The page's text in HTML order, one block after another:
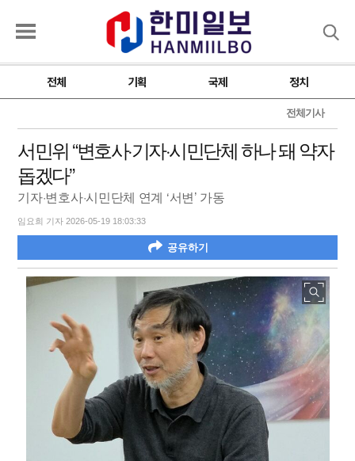
전체 기획 국제 정치
전체기사
서민위 “변호사·기자·시민단체 하나 돼 약자
돕겠다”
기자·변호사·시민단체 연계 ‘서변’ 가동
임요희 기자 2026-05-19 18:03:33
공유하기